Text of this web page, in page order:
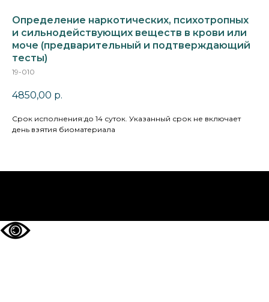
Определение наркотических, психотропных
и сильнодействующих веществ в крови или
моче (предварительный и подтверждающий
тесты)
19-010
4850,00 р.
Cрок исполнения:до 14 суток. Указанный срок не включает
день взятия биоматериала